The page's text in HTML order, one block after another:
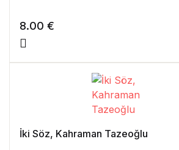
8.00 €
İki Söz, Kahraman Tazeoğlu